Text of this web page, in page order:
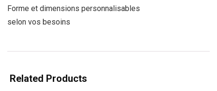
Forme et dimensions personnalisables
selon vos besoins
Related Products